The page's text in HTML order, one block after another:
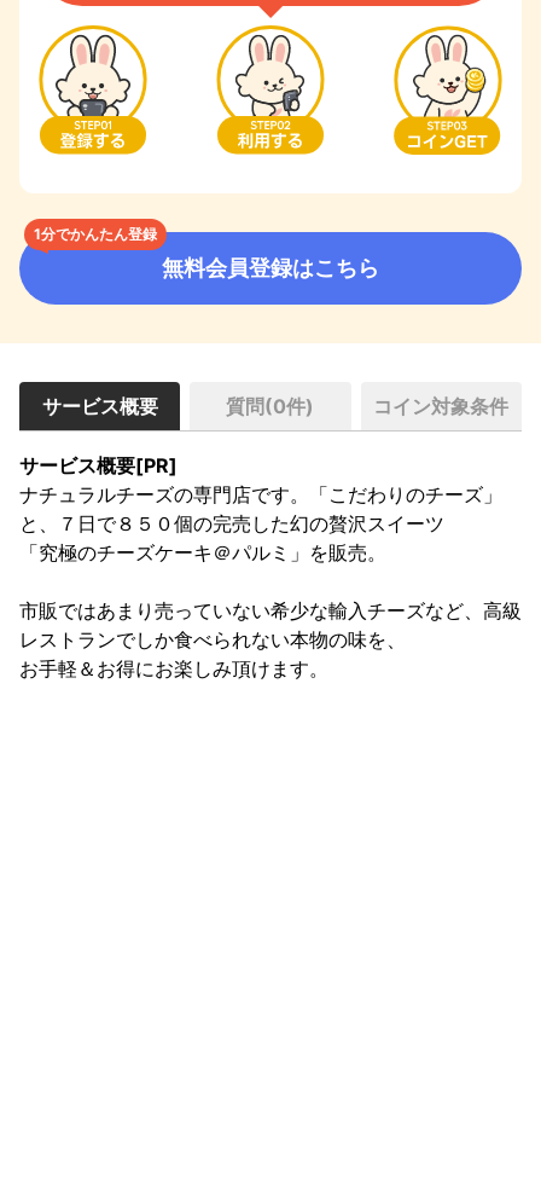
1分でかんたん登録
無料会員登録はこちら
サービス概要 質問(0件) コイン対象条件
サービス概要[PR]
ナチュラルチーズの専門店です。「こだわりのチーズ」
と、７日で８５０個の完売した幻の贅沢スイーツ
「究極のチーズケーキ＠パルミ」を販売。
市販ではあまり売っていない希少な輸入チーズなど、高級
レストランでしか食べられない本物の味を、
お手軽＆お得にお楽しみ頂けます。